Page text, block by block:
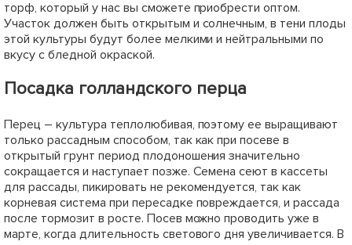
Нет в наличии 63623
Seeds" 500шт
1110 грн
Сообщить о поступлении
+ 44.4грн бонусов за покупку
Нет в наличии
Seeds" 500шт
756грн
Сообщить о поступлении
+ 30.24грн бонусов за покупку